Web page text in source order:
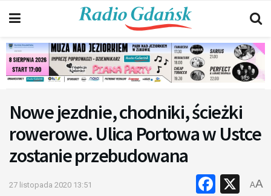
Nowe jezdnie, chodniki, ścieżki
rowerowe. Ulica Portowa w Ustce
zostanie przebudowana
27 listopada 2020 13:51 X
AA